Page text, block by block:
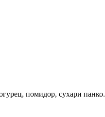
помидор, сухари панко.